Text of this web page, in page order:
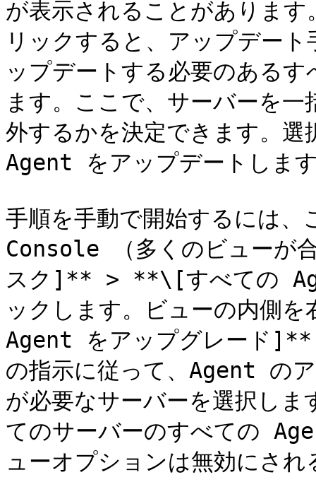
が表示されることがあり
リックすると、アップデー
ップデートする必要のある
ます。ここで、サーバーを
外するかを決定できます。
Agent をアップデートしま
手順を手動で開始するには
Console （多くのビューが
スク]** > **\[すべての
ックします。ビューの内側
Agent をアップグレード]**
の指示に従って、Agent の
が必要なサーバーを選択し
てのサーバーのすべての
ューオプションは無効にさ